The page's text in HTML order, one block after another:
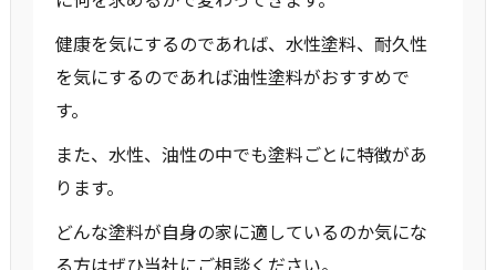
健康を気にするのであれば、水性塗料、耐久性
を気にするのであれば油性塗料がおすすめで
す。
また、水性、油性の中でも塗料ごとに特徴があ
ります。
どんな塗料が自身の家に適しているのか気にな
る方はぜひ当社にご相談ください。